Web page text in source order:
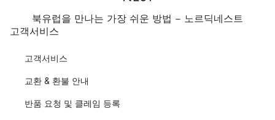
북유럽을 만나는 가장 쉬운 방법 - 노르딕네스트
고객서비스
고객서비스
교환 & 환불 안내
반품 요청 및 클레임 등록